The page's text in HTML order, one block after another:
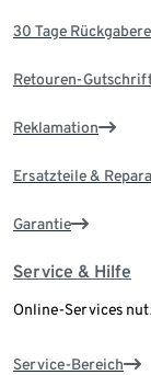
30 Tage
Retouren-
Reklamation
Ersatzteile &
Garantie
Service & Hilfe
Online-Services
Service-Bereich